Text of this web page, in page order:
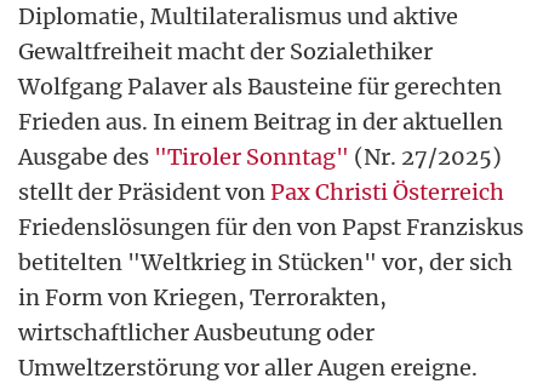
Diplomatie, Multilateralismus und aktive
Gewaltfreiheit macht der Sozialethiker
Wolfgang Palaver als Bausteine für gerechten
Frieden aus. In einem Beitrag in der aktuellen
Ausgabe des "Tiroler Sonntag" (Nr. 27/2025)
stellt der Präsident vonPax Christi Österreich
Friedenslösungen für den von Papst Franziskus
betitelten "Weltkrieg in Stücken" vor, der sich
in Form von Kriegen, Terrorakten,
wirtschaftlicher Ausbeutung oder
Umweltzerstörung vor aller Augen ereigne.